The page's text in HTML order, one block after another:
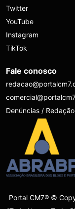
Twitter
YouTube
Instagram
TikTok
Fale conosco
Denúncias /
Portal CM7® ©